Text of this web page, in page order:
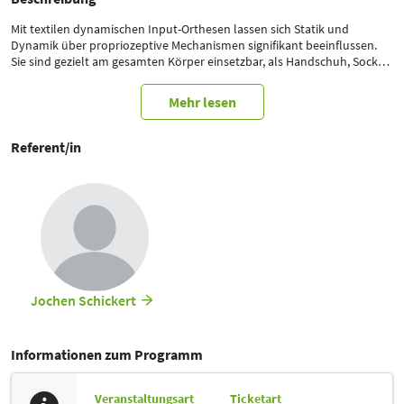
Mit textilen dynamischen Input-Orthesen lassen sich Statik und
Dynamik über propriozeptive Mechanismen signifikant beeinflussen.
Sie sind gezielt am gesamten Körper einsetzbar, als Handschuh, Socke,
werden. Sie lassen sich bereits im frühen Kleinkind- und bis ins hohe
Alter gewinnbringend einsetzen.
Durch abgestimmte Ansteuerung von Tiefensensibilität und
Bewegungsführung lassen sich Verbesserung der Wahrnehmung,
Eine modulare Konzeption der dynamischen Input-Orthesen in
individueller Herstellung nach vorheriger Analyse ermöglicht eine
Ausrichtung an den spezifischen Bedürfnissen des Klienten und bindet
den therapeutischen Focus nach Möglichkeit mit ein.
Das Orthesenkonzept findet Einsatz z.B. bei
-zentralen oder peripheren Nervenschädigungen
-muskuläre Dysbalancen
-Hypertonus
-Hypotonus
Mehr lesen
Referent/in
Jochen Schickert
Informationen zum Programm
Veranstaltungsart
Ticketart